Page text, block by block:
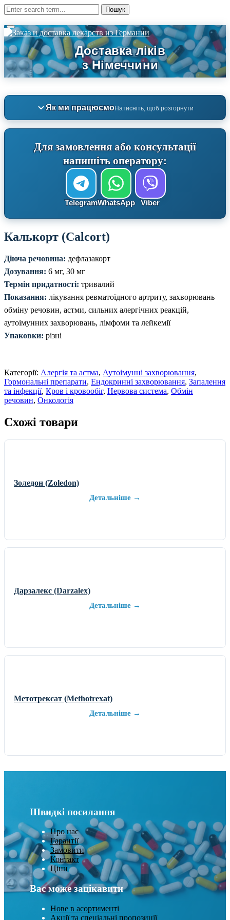
Як ми працюємоНатисніть, щоб розгорнути
Для замовлення або консультації
напишіть оператору:
TelegramWhatsApp Viber
Калькорт (Calcort)
Діюча речовина: дефлазакорт
Дозування: 6 мг, 30 мг
Термін придатності: тривалий
Показання: лікування ревматоїдного артриту, захворювань
обміну речовин, астми, сильних алергічних реакцій,
аутоімунних захворювань, лімфоми та лейкемії
Упаковки: різні
Категорії: Алергія та астма, Аутоімунні захворювання,
Гормональні препарати, Ендокринні захворювання, Запалення
та інфекції, Кров і кровообіг, Нервова система, Обмін
речовин, Онкологія
Схожі товари
Золедон (Zoledon)
Детальніше →
Дарзалекс (Darzalex)
Детальніше →
Метотрексат (Methotrexat)
Детальніше →
Швидкі посилання
Про нас
Гарантії
Замовити
Контакт
Ціни
Вас може зацікавити
Нове в асортименті
Акції та спеціальні пропозиції